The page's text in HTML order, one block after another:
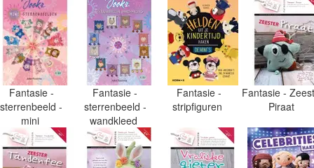
Fantasie -
sterrenbeeld -
mini
Fantasie -
sterrenbeeld -
wandkleed
Fantasie -
stripfiguren
Fantasie -
Piraat